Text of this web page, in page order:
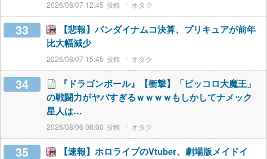
2026/08/07 12:45 オタク
33
【悲報】バンダイナムコ決算、プリキュアが前年
比大幅減少
2026/08/07 15:45 オタク
34
『ドラゴンボール』【衝撃】「ピッコロ大魔王」
の戦闘力がヤバすぎるｗｗｗｗもしかしてナメック
星人は…
2026/08/06 08:00 オタク
35
【速報】ホロライブのVtuber、劇場版メイドイ